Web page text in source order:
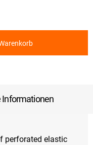
Informationen
perforated elastic